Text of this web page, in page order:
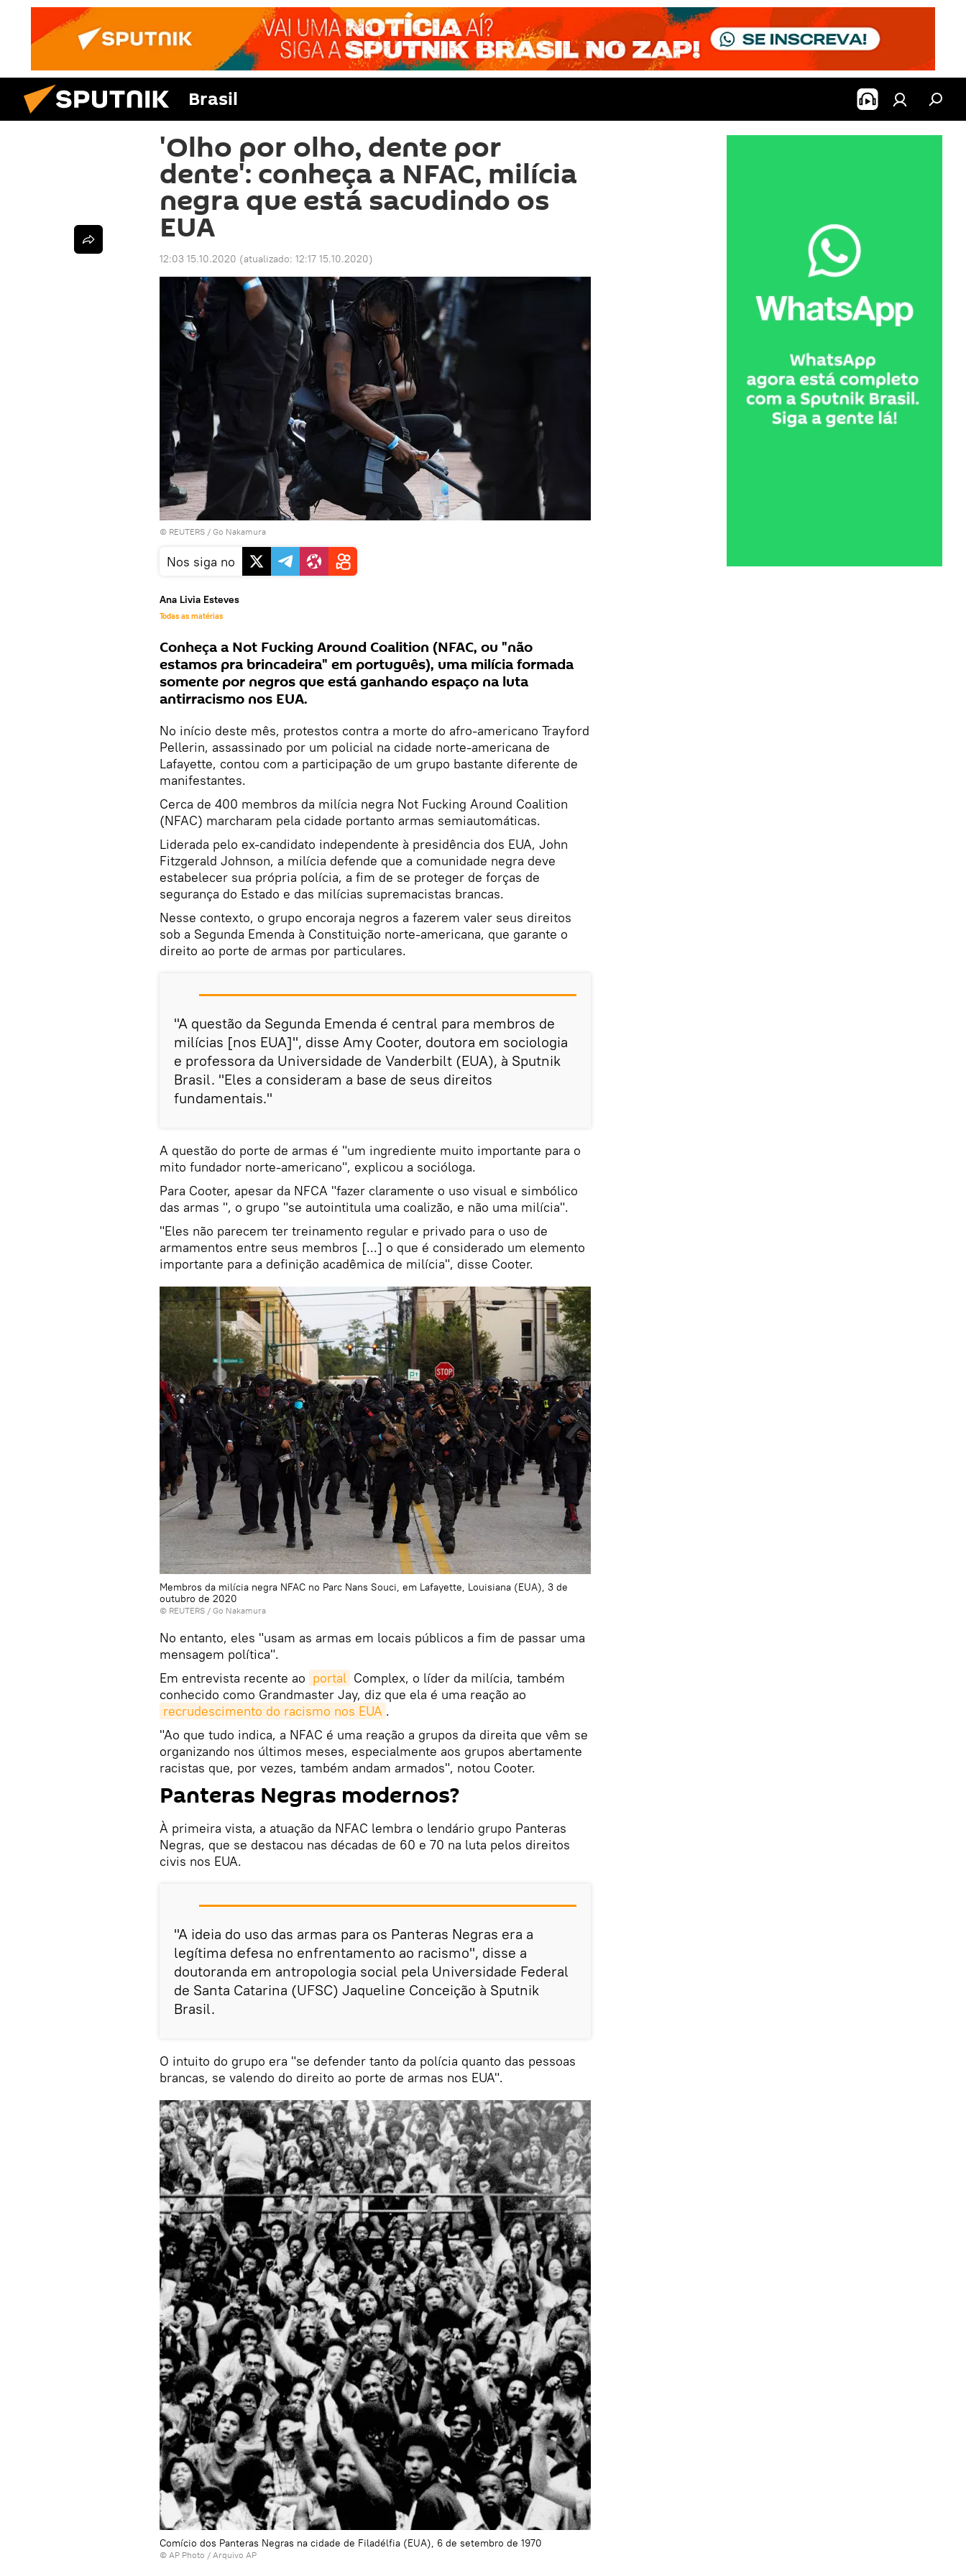
Brasil
'Olho por olho, dente por
dente': conheça a NFAC, milícia
negra que está sacudindo os
EUA
12:03 15.10.2020 (atualizado: 12:17 15.10.2020)
© REUTERS / Go Nakamura
Nos siga no
Ana Livia Esteves
Todas as matérias
Conheça a Not Fucking Around Coalition (NFAC, ou "não
estamos pra brincadeira" em português), uma milícia formada
somente por negros que está ganhando espaço na luta
antirracismo nos EUA.
No início deste mês, protestos contra a morte do afro-americano Trayford
Pellerin, assassinado por um policial na cidade norte-americana de
Lafayette, contou com a participação de um grupo bastante diferente de
manifestantes.
Cerca de 400 membros da milícia negra Not Fucking Around Coalition
(NFAC) marcharam pela cidade portanto armas semiautomáticas.
Liderada pelo ex-candidato independente à presidência dos EUA, John
Fitzgerald Johnson, a milícia defende que a comunidade negra deve
estabelecer sua própria polícia, a fim de se proteger de forças de
segurança do Estado e das milícias supremacistas brancas.
Nesse contexto, o grupo encoraja negros a fazerem valer seus direitos
sob a Segunda Emenda à Constituição norte-americana, que garante o
direito ao porte de armas por particulares.
"A questão da Segunda Emenda é central para membros de
milícias [nos EUA]", disse Amy Cooter, doutora em sociologia
e professora da Universidade de Vanderbilt (EUA), à Sputnik
Brasil. "Eles a consideram a base de seus direitos
fundamentais."
A questão do porte de armas é "um ingrediente muito importante para o
mito fundador norte-americano", explicou a socióloga.
Para Cooter, apesar da NFCA "fazer claramente o uso visual e simbólico
das armas ", o grupo "se autointitula uma coalizão, e não uma milícia".
"Eles não parecem ter treinamento regular e privado para o uso de
armamentos entre seus membros [...] o que é considerado um elemento
importante para a definição acadêmica de milícia", disse Cooter.
Membros da milícia negra NFAC no Parc Nans Souci, em Lafayette, Louisiana (EUA), 3 de
outubro de 2020
© REUTERS / Go Nakamura
No entanto, eles "usam as armas em locais públicos a fim de passar uma
mensagem política".
Em entrevista recente ao portal Complex, o líder da milícia, também
conhecido como Grandmaster Jay, diz que ela é uma reação ao
recrudescimento do racismo nos EUA .
"Ao que tudo indica, a NFAC é uma reação a grupos da direita que vêm se
organizando nos últimos meses, especialmente aos grupos abertamente
racistas que, por vezes, também andam armados", notou Cooter.
Panteras Negras modernos?
À primeira vista, a atuação da NFAC lembra o lendário grupo Panteras
Negras, que se destacou nas décadas de 60 e 70 na luta pelos direitos
civis nos EUA.
"A ideia do uso das armas para os Panteras Negras era a
legítima defesa no enfrentamento ao racismo", disse a
doutoranda em antropologia social pela Universidade Federal
de Santa Catarina (UFSC) Jaqueline Conceição à Sputnik
Brasil.
O intuito do grupo era "se defender tanto da polícia quanto das pessoas
brancas, se valendo do direito ao porte de armas nos EUA".
Comício dos Panteras Negras na cidade de Filadélfia (EUA), 6 de setembro de 1970
© AP Photo / Arquivo AP